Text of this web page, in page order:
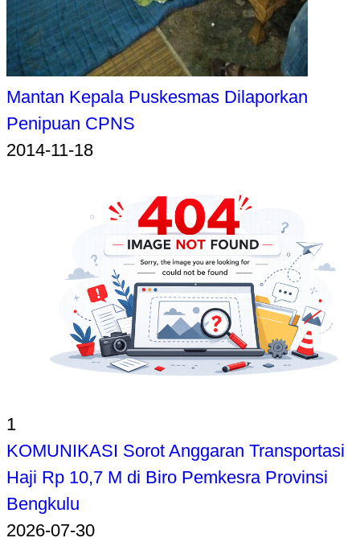
Mantan Kepala Puskesmas Dilaporkan
Penipuan CPNS
2014-11-18
1
KOMUNIKASI Sorot Anggaran Transportasi
Haji Rp 10,7 M di Biro Pemkesra Provinsi
Bengkulu
2026-07-30